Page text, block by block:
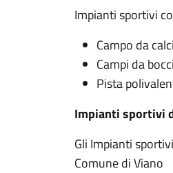
Impianti sportivi
Campo da
Campi da
Pista
Impianti sportivi
Gli Impianti
Comune di Viano